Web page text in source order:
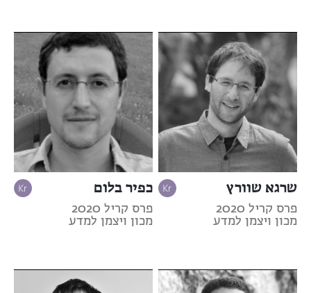
שרגא שוורץ
פרס קריל 2020
מכון ויצמן למדע
כפיר בלום
פרס קריל 2020
מכון ויצמן למדע